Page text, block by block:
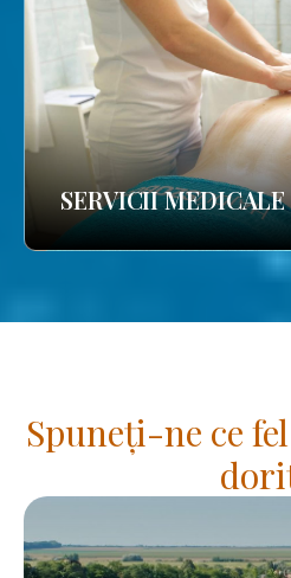
SERVICII MEDICALE
Spuneți-ne ce